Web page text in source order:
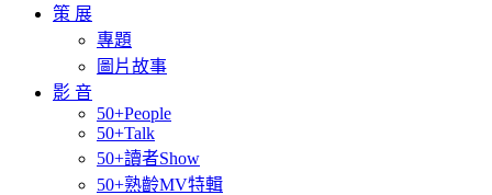
策 展
專題
圖片故事
影 音
50+People
50+Talk
50+讀者Show
50+熟齡MV特輯